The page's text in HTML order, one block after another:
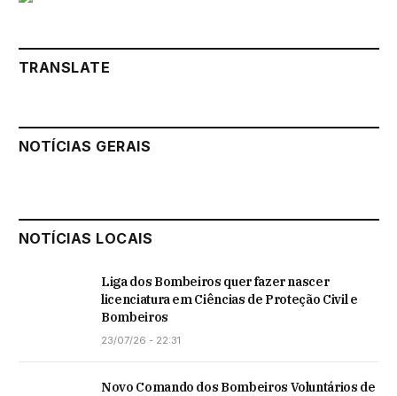
TRANSLATE
NOTÍCIAS GERAIS
NOTÍCIAS LOCAIS
Liga dos Bombeiros quer fazer nascer
licenciatura em Ciências de Proteção Civil e
Bombeiros
23/07/26 - 22:31
Novo Comando dos Bombeiros Voluntários de